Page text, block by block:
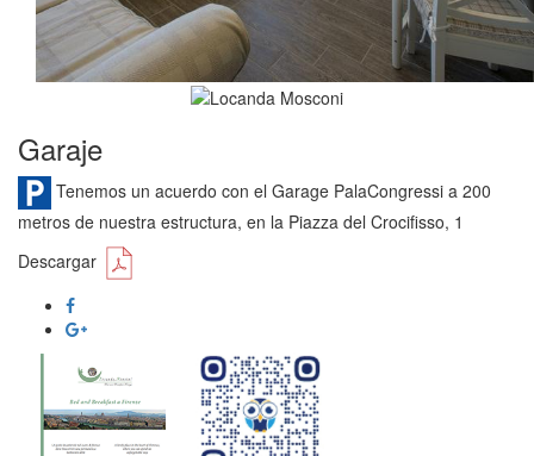
Garaje
Tenemos un acuerdo con el Garage PalaCongressi a 200
metros de nuestra estructura, en la Piazza del Crocifisso, 1
Descargar